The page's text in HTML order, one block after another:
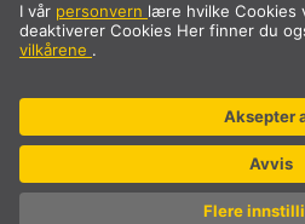
* Prisen er eksklusive MVA og